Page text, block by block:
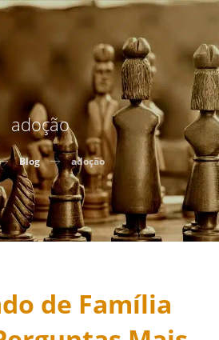
adoção
Blog adoção
de Família